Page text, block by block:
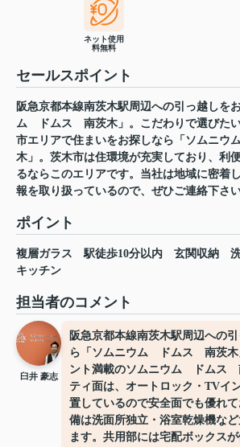
ネット使用
料無料
セールスポイント
阪急京都本線南茨木駅周辺への引っ越しを
ム ドムス 南茨木」。こだわりで選びた
市エリアで住まいをお探しなら「ソムニ
木」。茨木市は住環境が充実しており、利
るならこのエリアです。当社は地域に密着
報を取り扱っているので、ぜひご連絡下さい
ポイント
複層ガラス 駅徒歩10分以内 玄関収納
キッチン
担当者のコメント
臼井 豪志
阪急京都本線南茨木駅周辺への
ら「ソムニウム ドムス 南茨木
ント満載のソムニウム ドムス
ティ面は、オートロック・TVイ
置しているので安全面でも優れ
備は洗面所独立・浴室乾燥機な
ます。共用部には宅配ボックス